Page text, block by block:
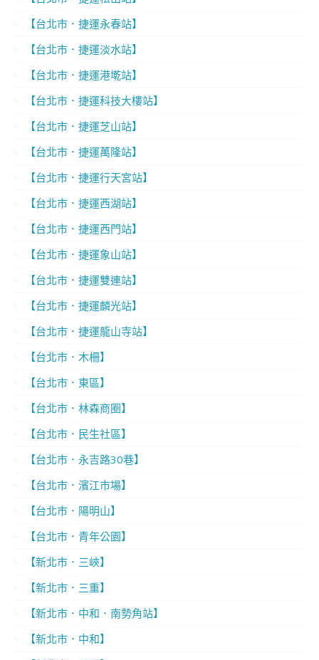
【台北市．捷運永春站】
【台北市．捷運淡水站】
【台北市．捷運港墘站】
【台北市．捷運科技大樓站】
【台北市．捷運芝山站】
【台北市．捷運萬隆站】
【台北市．捷運行天宮站】
【台北市．捷運西湖站】
【台北市．捷運西門站】
【台北市．捷運象山站】
【台北市．捷運雙連站】
【台北市．捷運麟光站】
【台北市．捷運龍山寺站】
【台北市．木柵】
【台北市．東區】
【台北市．林森商圈】
【台北市．民生社區】
【台北市．永吉路30巷】
【台北市．濱江市場】
【台北市．陽明山】
【台北市．青年公園】
【新北市．三峽】
【新北市．三重】
【新北市．中和．南勢角站】
【新北市．中和】